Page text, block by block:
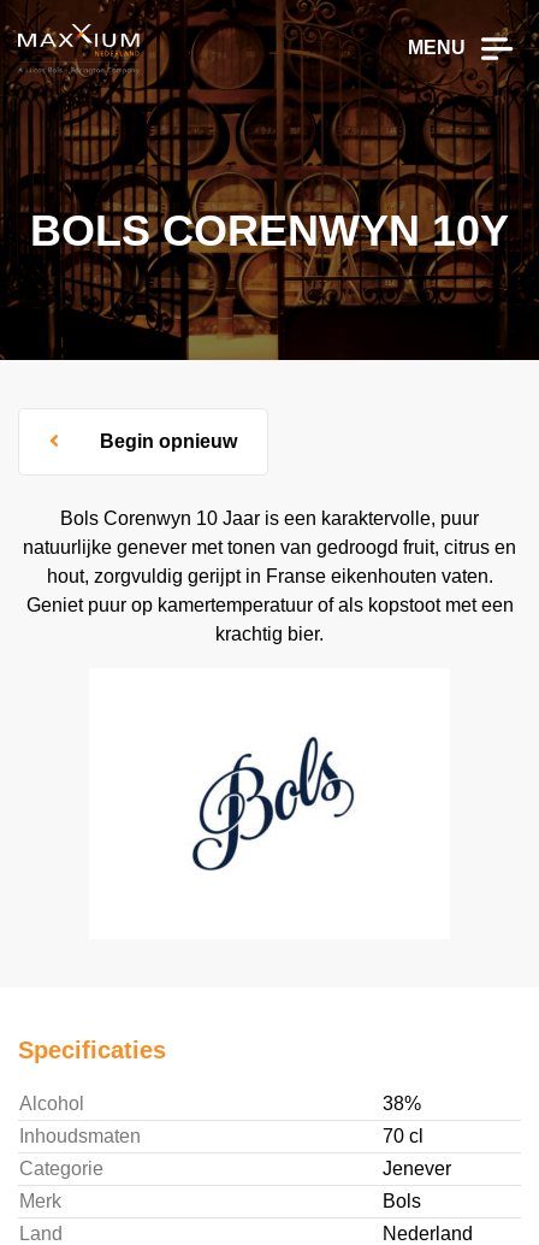
MENU
BOLS CORENWYN 10Y
Begin opnieuw
Bols Corenwyn 10 Jaar is een karaktervolle, puur
natuurlijke genever met tonen van gedroogd fruit, citrus en
hout, zorgvuldig gerijpt in Franse eikenhouten vaten.
Geniet puur op kamertemperatuur of als kopstoot met een
krachtig bier.
Specificaties
Alcohol
38%
Inhoudsmaten
70 cl
Categorie
Jenever
Merk
Bols
Land
Nederland